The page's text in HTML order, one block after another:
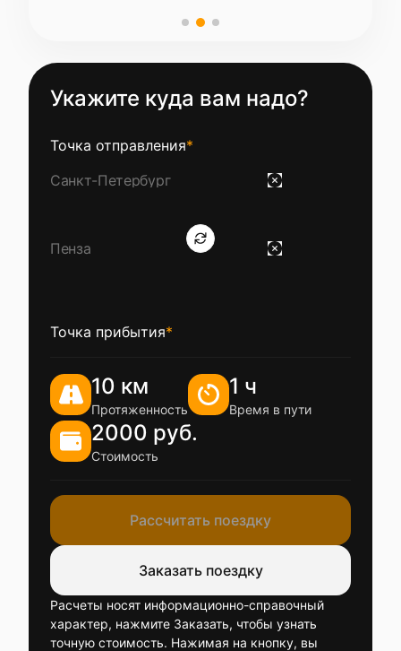
Укажите куда вам надо?
Точка отправления*
Точка прибытия*
10 км
Протяженность
1 ч
Время в пути
2000 руб.
Стоимость
Рассчитать поездку
Заказать поездку
Расчеты носят информационно-справочный
характер, нажмите Заказать, чтобы узнать
точную стоимость. Нажимая на кнопку, вы